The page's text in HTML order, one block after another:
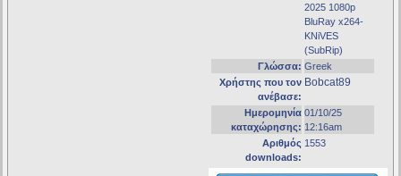
2025 1080p
BluRay x264-
KNiVES
(SubRip)
Γλώσσα: Greek
Χρήστης που τον
ανέβασε:
Bobcat89
Ημερομηνία
καταχώρησης:
01/10/25
12:16am
Αριθμός
downloads:
1553